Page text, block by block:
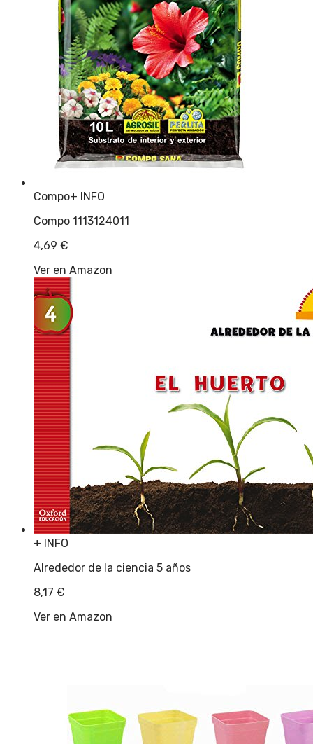
Compo+ INFO
Compo 1113124011
4,69 €
Ver en Amazon
+ INFO
Alrededor de la ciencia 5 años
8,17 €
Ver en Amazon